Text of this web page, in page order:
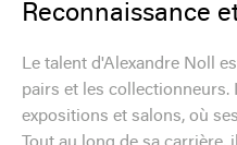
Reconnaissance
Le talent d'Alexandre Noll
pairs et les collectionneurs.
expositions et salons, où